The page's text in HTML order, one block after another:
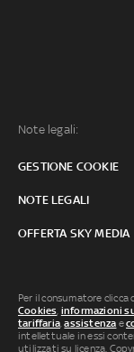
Note legali:
GESTIONE COOKIE
NOTE LEGALI
OFFERTA SKY MEDIA
Per il consumatore
Cookies, informazioni
tariffaria,assistenza e
intellettuale in essi
utilizzati su licenza.